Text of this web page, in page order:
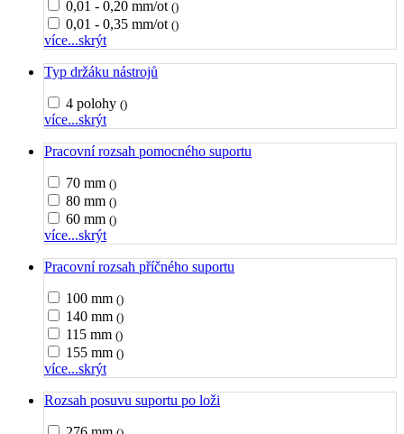
0,01 - 0,20 mm/ot ()
0,01 - 0,35 mm/ot ()
více...skrýt
Typ držáku nástrojů
4 polohy ()
více...skrýt
Pracovní rozsah pomocného suportu
70 mm ()
80 mm ()
60 mm ()
více...skrýt
Pracovní rozsah příčného suportu
100 mm ()
140 mm ()
115 mm ()
155 mm ()
více...skrýt
Rozsah posuvu suportu po loži